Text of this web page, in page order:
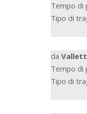
Tempo di
Tipo di
da
Tempo di
Tipo di